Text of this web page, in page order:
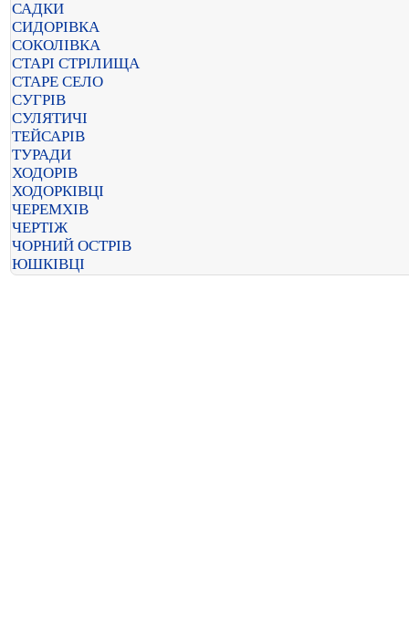
САДКИ
СИДОРІВКА
СОКОЛІВКА
СТАРІ СТРІЛИЩА
СТАРЕ СЕЛО
СУГРІВ
СУЛЯТИЧІ
ТЕЙСАРІВ
ТУРАДИ
ХОДОРІВ
ХОДОРКІВЦІ
ЧЕРЕМХІВ
ЧЕРТІЖ
ЧОРНИЙ ОСТРІВ
ЮШКІВЦІ